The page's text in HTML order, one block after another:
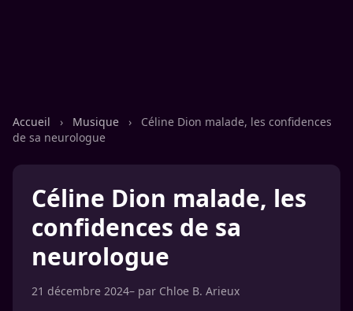
Accueil › Musique ›
Céline Dion malade, les confidences
de sa neurologue
Céline Dion malade, les
confidences de sa
neurologue
21 décembre 2024– par Chloe B. Arieux